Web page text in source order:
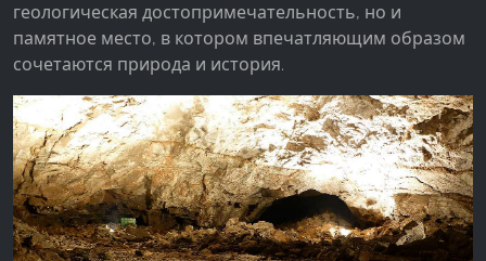
геологическая достопримечательность, но и
памятное место, в котором впечатляющим образом
сочетаются природа и история.